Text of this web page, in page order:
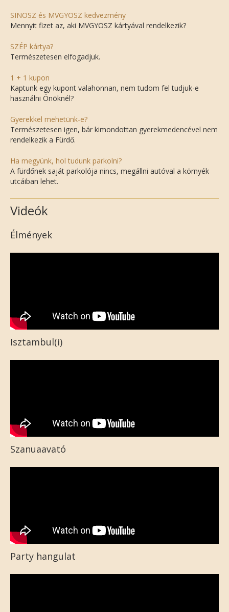
SINOSZ és MVGYOSZ kedvezmény
Mennyit fizet az, aki MVGYOSZ kártyával rendelkezik?
SZÉP kártya?
Természetesen elfogadjuk.
1 + 1 kupon
Kaptunk egy kupont valahonnan, nem tudom fel tudjuk-e
használni Önöknél?
Gyerekkel mehetünk-e?
Természetesen igen, bár kimondottan gyerekmedencével nem
rendelkezik a Fürdő.
Ha megyünk, hol tudunk parkolni?
A fürdőnek saját parkolója nincs, megállni autóval a környék
utcáiban lehet.
Videók
Élmények
Isztambul(i)
Szanuaavató
Party hangulat